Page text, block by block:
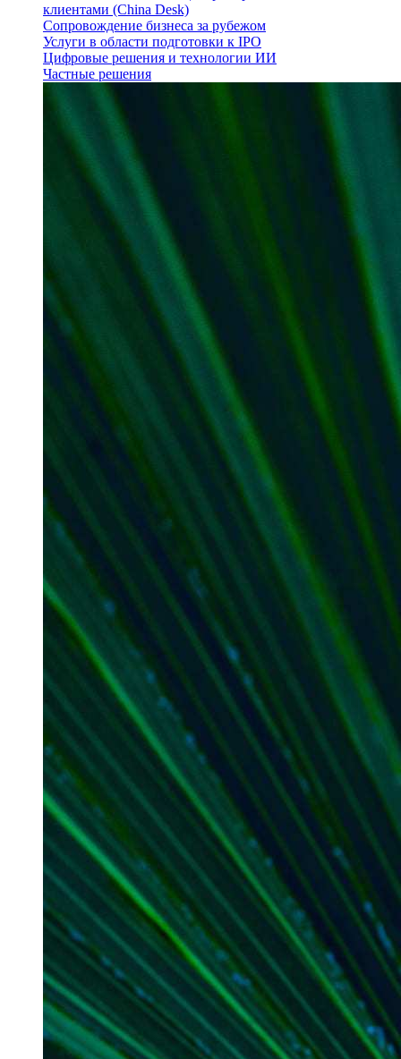
клиентами (China Desk)
Сопровождение бизнеса за рубежом
Услуги в области подготовки к IPO
Цифровые решения и технологии ИИ
Частные решения